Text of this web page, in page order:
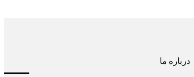
درباره ما